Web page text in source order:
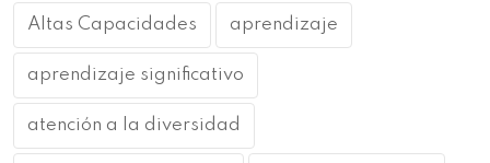
Altas Capacidades aprendizaje
aprendizaje significativo
atención a la diversidad